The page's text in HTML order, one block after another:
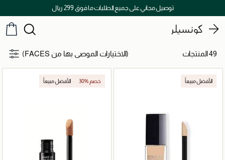
اكتشفوا خدمات الجمال المختارة بعناية
كونسيلر
49 المنتجات (الاختيارات الموصى بها من FACES)
الأفضل مبيعاً 30% خصم الأفضل مبيعاً